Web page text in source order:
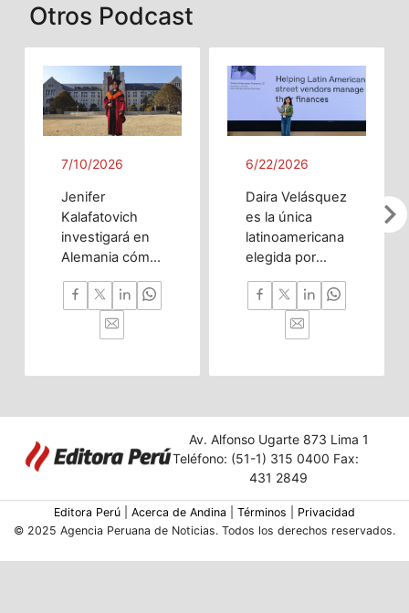
Otros Podcast
chevron_right
7/10/2026
Jenifer
Kalafatovich
investigará en
Alemania cómo
la inteligencia
artificial puede
predecir
trastornos del
cerebral desde
prenatal hasta
temprana.
6/22/2026
Daira Velásquez
es la única
latinoamericana
elegida por
OpenAI gracias
a chatbot que
ayuda a
vendedores
gestionar sus
Av. Alfonso Ugarte 873 Lima 1
Teléfono: (51-1) 315 0400 Fax:
431 2849
Editora Perú Acerca de Andina Términos
Privacidad
© 2025 Agencia Peruana de Noticias. Todos los derechos reservados.